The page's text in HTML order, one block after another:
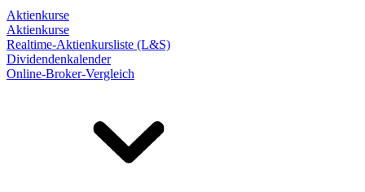
Aktienkurse
Aktienkurse
Realtime-Aktienkursliste (L&S)
Dividendenkalender
Online-Broker-Vergleich